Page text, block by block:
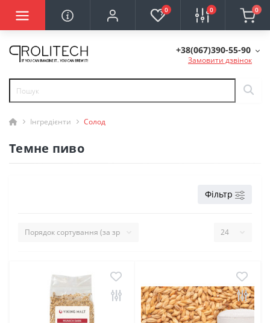
0 0 0
+38(067)390-55-90
Замовити дзвінок
Інгредієнти Солод
Темне пиво
Фільтр